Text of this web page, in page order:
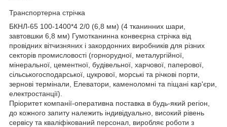
Транспортерна стрічка
БКНЛ-65 100-1400*4 2/0 (6,8 мм) (4 тканинних шари,
завтовшки 6,8 мм) Гумотканинна конвеєрна стрічка від
провідних вітчизняних і закордонних виробників для різних
секторів промисловості (горнорудної, металургійної,
мінеральної, цементної, будівельної, харчової, паперової,
сільськогосподарської, цукрової, морські та річкові порти,
зернові термінали, Елеватори, каменоломні та піщані кар'єри,
електростанції).
Пріоритет компанії-оперативна поставка в будь-який регіон,
до кожного запиту належить індивідуально, високий рівень
сервісу та кваліфікований персонал, виробляє роботи з